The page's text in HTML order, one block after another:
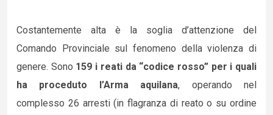
Costantemente alta è la soglia d’attenzione del
Comando Provinciale sul fenomeno della violenza di
genere. Sono 159 i reati da “codice rosso” per i quali
ha proceduto l’Arma aquilana, operando nel
complesso 26 arresti (in flagranza di reato o su ordine